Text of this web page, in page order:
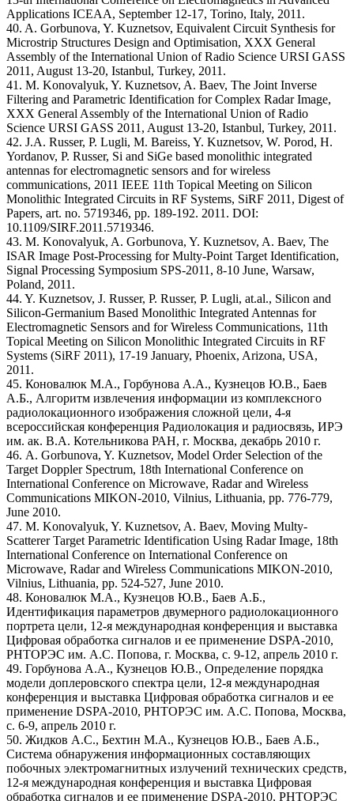
Applications ICEAA, September 12-17, Torino, Italy, 2011.
40. A. Gorbunova, Y. Kuznetsov, Equivalent Circuit Synthesis for
Microstrip Structures Design and Optimisation, XXX General
Assembly of the International Union of Radio Science URSI GASS
2011, August 13-20, Istanbul, Turkey, 2011.
41. M. Konovalyuk, Y. Kuznetsov, A. Baev, The Joint Inverse
Filtering and Parametric Identification for Complex Radar Image,
XXX General Assembly of the International Union of Radio
Science URSI GASS 2011, August 13-20, Istanbul, Turkey, 2011.
42. J.A. Russer, P. Lugli, M. Bareiss, Y. Kuznetsov, W. Porod, H.
Yordanov, P. Russer, Si and SiGe based monolithic integrated
antennas for electromagnetic sensors and for wireless
communications, 2011 IEEE 11th Topical Meeting on Silicon
Monolithic Integrated Circuits in RF Systems, SiRF 2011, Digest of
Papers, art. no. 5719346, pp. 189-192. 2011. DOI:
10.1109/SIRF.2011.5719346.
43. M. Konovalyuk, A. Gorbunova, Y. Kuznetsov, A. Baev, The
ISAR Image Post-Processing for Multy-Point Target Identification,
Signal Processing Symposium SPS-2011, 8-10 June, Warsaw,
Poland, 2011.
44. Y. Kuznetsov, J. Russer, P. Russer, P. Lugli, at.al., Silicon and
Silicon-Germanium Based Monolithic Integrated Antennas for
Electromagnetic Sensors and for Wireless Communications, 11th
Topical Meeting on Silicon Monolithic Integrated Circuits in RF
Systems (SiRF 2011), 17-19 January, Phoenix, Arizona, USA,
2011.
45. Коновалюк М.А., Горбунова А.А., Кузнецов Ю.В., Баев
А.Б., Алгоритм извлечения информации из комплексного
радиолокационного изображения сложной цели, 4-я
всероссийская конференция Радиолокация и радиосвязь, ИРЭ
им. ак. В.А. Котельникова РАН, г. Москва, декабрь 2010 г.
46. A. Gorbunova, Y. Kuznetsov, Model Order Selection of the
Target Doppler Spectrum, 18th International Conference on
International Conference on Microwave, Radar and Wireless
Communications MIKON-2010, Vilnius, Lithuania, pp. 776-779,
June 2010.
47. M. Konovalyuk, Y. Kuznetsov, A. Baev, Moving Multy-
Scatterer Target Parametric Identification Using Radar Image, 18th
International Conference on International Conference on
Microwave, Radar and Wireless Communications MIKON-2010,
Vilnius, Lithuania, pp. 524-527, June 2010.
48. Коновалюк М.А., Кузнецов Ю.В., Баев А.Б.,
Идентификация параметров двумерного радиолокационного
портрета цели, 12-я международная конференция и выставка
Цифровая обработка сигналов и ее применение DSPA-2010,
РНТОРЭС им. А.С. Попова, г. Москва, с. 9-12, апрель 2010 г.
49. Горбунова А.А., Кузнецов Ю.В., Определение порядка
модели доплеровского спектра цели, 12-я международная
конференция и выставка Цифровая обработка сигналов и ее
применение DSPA-2010, РНТОРЭС им. А.С. Попова, Москва,
с. 6-9, апрель 2010 г.
50. Жидков А.С., Бехтин М.А., Кузнецов Ю.В., Баев А.Б.,
Система обнаружения информационных составляющих
побочных электромагнитных излучений технических средств,
12-я международная конференция и выставка Цифровая
обработка сигналов и ее применение DSPA-2010, РНТОРЭС